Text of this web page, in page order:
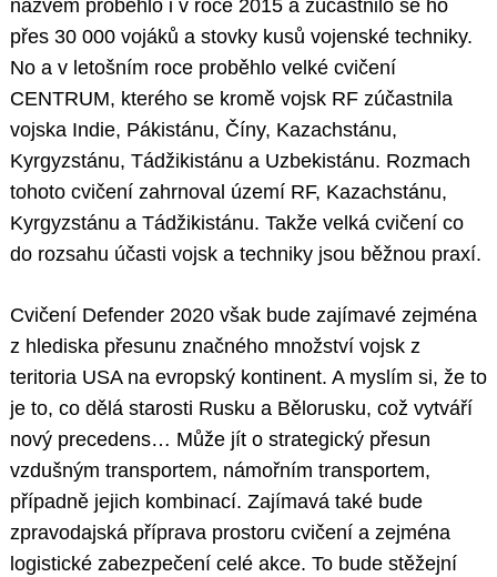
názvem proběhlo i v roce 2015 a zúčastnilo se ho
přes 30 000 vojáků a stovky kusů vojenské techniky.
No a v letošním roce proběhlo velké cvičení
CENTRUM, kterého se kromě vojsk RF zúčastnila
vojska Indie, Pákistánu, Číny, Kazachstánu,
Kyrgyzstánu, Tádžikistánu a Uzbekistánu. Rozmach
tohoto cvičení zahrnoval území RF, Kazachstánu,
Kyrgyzstánu a Tádžikistánu. Takže velká cvičení co
do rozsahu účasti vojsk a techniky jsou běžnou praxí.
Cvičení Defender 2020 však bude zajímavé zejména
z hlediska přesunu značného množství vojsk z
teritoria USA na evropský kontinent. A myslím si, že to
je to, co dělá starosti Rusku a Bělorusku, což vytváří
nový precedens… Může jít o strategický přesun
vzdušným transportem, námořním transportem,
případně jejich kombinací. Zajímavá také bude
zpravodajská příprava prostoru cvičení a zejména
logistické zabezpečení celé akce. To bude stěžejní